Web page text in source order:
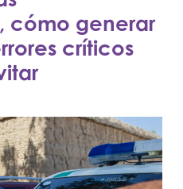
cómo generar
críticos